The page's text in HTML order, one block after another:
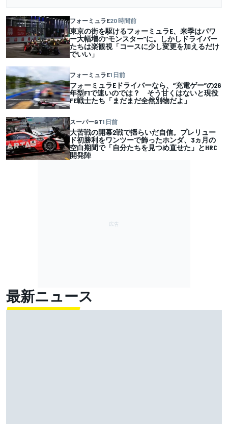
フォーミュラE20 時間前
東京の街を駆けるフォーミュラE、来季はパワ
ー大幅増の“モンスター”に。しかしドライバー
たちは楽観視「コースに少し変更を加えるだけ
でいい」
フォーミュラE1 日前
フォーミュラEドライバーなら、“充電ゲー”の26
年型F1で速いのでは？ そう甘くはないと現役
FE戦士たち「まだまだ全然別物だよ」
スーパーGT1 日前
大苦戦の開幕2戦で揺らいだ自信。プレリュー
ド初勝利をワンツーで飾ったホンダ、3ヵ月の
空白期間で「自分たちを見つめ直せた」とHRC
開発陣
最新ニュース